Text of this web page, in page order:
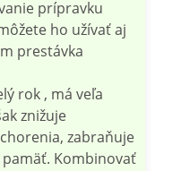
prípravku
ho užívať aj
prestávka
rok , má veľa
znižuje
zabraňuje
Kombinovať